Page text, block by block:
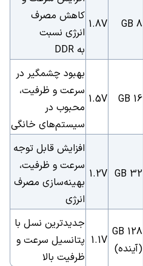
8 GB
1.8V
کاهش مصرف
انرژی نسبت
به DDR
16 GB
1.5V
بهبود چشمگیر در
سرعت و ظرفیت،
محبوب در
سیستم‌های خانگی
32 GB
1.2V
افزایش قابل توجه
سرعت و ظرفیت،
بهینه‌سازی مصرف
انرژی
128 GB
(آینده)
1.1V
جدیدترین نسل با
پتانسیل سرعت و
ظرفیت بالا